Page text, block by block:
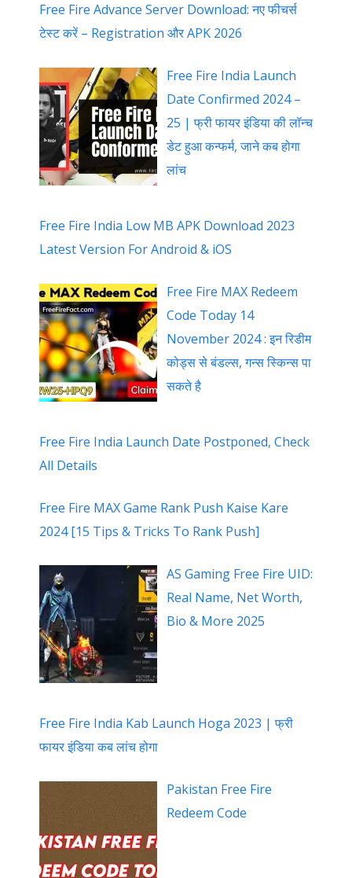
Free Fire Advance Server Download: नए फीचर्स
टेस्ट करें – Registration और APK 2026
Free Fire India Launch
Date Confirmed 2024 –
25 | फ्री फायर इंडिया की लॉन्च
डेट हुआ कन्फर्म, जाने कब होगा
लांच
Free Fire India Low MB APK Download 2023
Latest Version For Android & iOS
Free Fire MAX Redeem
Code Today 14
November 2024 : इन रिडीम
कोड्स से बंडल्स, गन्स स्किन्स पा
सकते है
Free Fire India Launch Date Postponed, Check
All Details
Free Fire MAX Game Rank Push Kaise Kare
2024 [15 Tips & Tricks To Rank Push]
AS Gaming Free Fire UID:
Real Name, Net Worth,
Bio & More 2025
Free Fire India Kab Launch Hoga 2023 | फ्री
फायर इंडिया कब लांच होगा
Pakistan Free Fire
Redeem Code